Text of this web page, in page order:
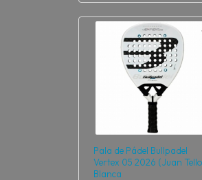
Pala de Pádel Bullpadel
Vertex 05 2026 (Juan
Blanca